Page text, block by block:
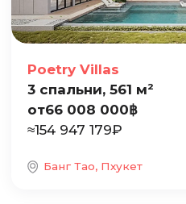
Poetry Villas
3 спальни, 561 м²
от66 008 000฿
≈154 947 179₽
Банг Тао, Пхукет